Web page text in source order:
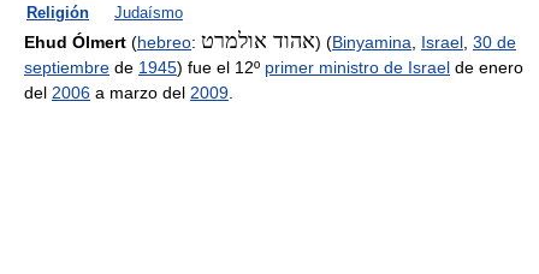
Religión
Judaísmo
Ehud Ólmert (hebreo: אהוד אולמרט‎) (Binyamina Israel 30 de
septiembre de 1945) fue el 12º primer ministro de Israel de enero
del 2006 a marzo del 2009